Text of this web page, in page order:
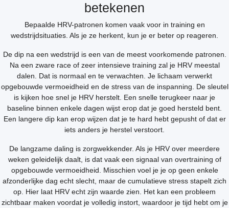
betekenen
Bepaalde HRV-patronen komen vaak voor in training en
wedstrijdsituaties. Als je ze herkent, kun je er beter op reageren.
De dip na een wedstrijd is een van de meest voorkomende patronen.
Na een zware race of zeer intensieve training zal je HRV meestal
dalen. Dat is normaal en te verwachten. Je lichaam verwerkt
opgebouwde vermoeidheid en de stress van de inspanning. De sleutel
is kijken hoe snel je HRV herstelt. Een snelle terugkeer naar je
baseline binnen enkele dagen wijst erop dat je goed hersteld bent.
Een langere dip kan erop wijzen dat je te hard hebt gepusht of dat er
iets anders je herstel verstoort.
De langzame daling is zorgwekkender. Als je HRV over meerdere
weken geleidelijk daalt, is dat vaak een signaal van overtraining of
opgebouwde vermoeidheid. Misschien voel je je op geen enkele
afzonderlijke dag echt slecht, maar de cumulatieve stress stapelt zich
op. Hier laat HRV echt zijn waarde zien. Het kan een probleem
zichtbaar maken voordat je volledig instort, waardoor je tijd hebt om je